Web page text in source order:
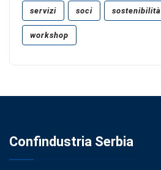
servizi soci sostenibilità
workshop
Confindustria Serbia